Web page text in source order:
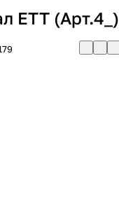
ЕТТ (Арт.4_)